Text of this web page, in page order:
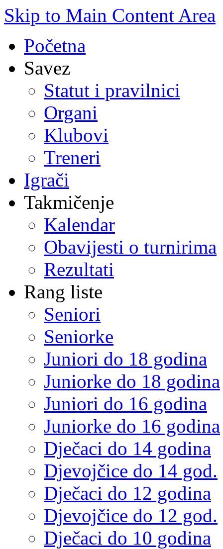
Skip to Main Content Area
Početna
Savez
Statut i pravilnici
Organi
Klubovi
Treneri
Igrači
Takmičenje
Kalendar
Obavijesti o turnirima
Rezultati
Rang liste
Seniori
Seniorke
Juniori do 18 godina
Juniorke do 18 godina
Juniori do 16 godina
Juniorke do 16 godina
Dječaci do 14 godina
Djevojčice do 14 god.
Dječaci do 12 godina
Djevojčice do 12 god.
Dječaci do 10 godina